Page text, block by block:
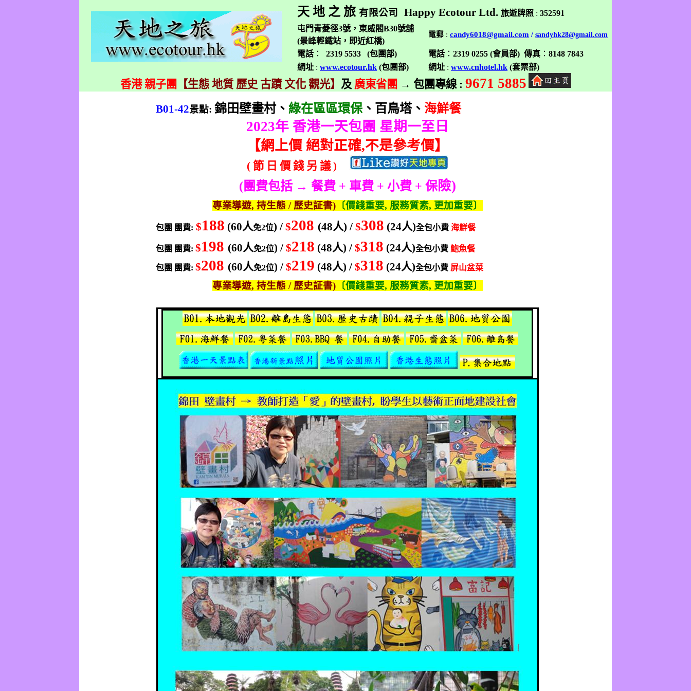
天 地 之 旅有限公司 Happy Ecotour Ltd.旅遊牌照 :352591
屯門青菱徑3號，東威閣B30號舖
(景峰輕鐵站，即近紅橋)
電郵 :candy6018@gmail.com /sandyhk28@gmail.com
電話 ： 2319 5533 (包團部) 電話 ：2319 0255 (會員部)傳真 ：8148 7843
網址 : www.ecotour.hk (包團部) 網址 : www.cnhotel.hk (套票部)
香港 親子團 【生態 地質 歷史 古蹟 文化 觀光】 及 廣東省團 → 包團專線: 9671 5885
B01-42景點:錦田壁畫村、綠在區區環保 、百鳥塔、 海鮮餐
2023年 香港一天包團 星期一至日
【網上價 絕對正確,不是參考價】
( 節 日 價 錢 另 議)
(團費包括 → 餐費+ 車費+ 小費+ 保險)
專業導遊, 持生態 / 歷史証書)〔價錢重要, 服務質素, 更加重要〕
包團 團費: $188 (60人免2位) /$208 (48人) /$308 (24人)全包小費海鮮餐
包團 團費:$198 (60人免2位) /$218 (48人) /$318 (24人)全包小費鮑魚餐
包團 團費:$208 (60人免2位) /$219 (48人) /$318 (24人)全包小費 屏山盆菜
專業導遊, 持生態 / 歷史証書)〔價錢重要, 服務質素, 更加重要〕